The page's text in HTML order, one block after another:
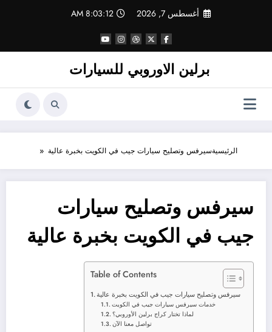
أغسطس 7, 2026 8:03:12 AM
برلين الاوروبي للسيارات
الرئيسيةسيرفس وتصليح سيارات جيب في الكويت بخبرة عالية
سيرفس وتصليح سيارات
جيب في الكويت بخبرة عالية
Table of Contents
سيرفس وتصليح سيارات جيب في الكويت بخبرة عالية
خدمات سيرفس سيارات جيب في الكويت
لماذا تختار كراج برلين الأوروبي؟
تواصل معنا الآن